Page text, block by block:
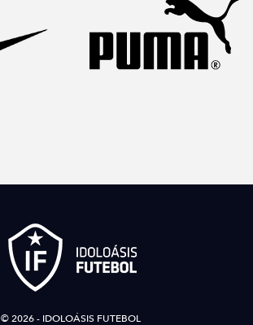
© 2026 - IDOLOÁSIS FUTEBOL